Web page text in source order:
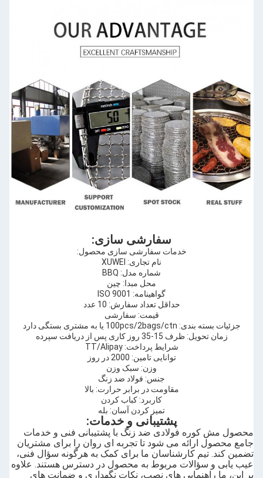
سفارشی سازی:
خدمات سفارشی سازی محصول:
نام تجاری: XUWEI
شماره مدل: BBQ
محل مبدا: چین
گواهینامه: ISO 9001
حداقل تعداد سفارش: 10 عدد
قیمت: سفارشی
جزئیات بسته بندی: 100pcs/2bags/ctn یا به مشتری بستگی دارد
زمان تحویل: ظرف 15-35 روز کاری پس از دریافت سپرده
شرایط پرداخت: TT/Alipay
توانایی تامین: 2000 در روز
وزن: سبک وزن
جنس: فولاد ضد زنگ
مقاومت در برابر حرارت: بالا
کاربرد: کباب کردن
تمیز کردن آسان: بله
پشتیبانی و خدمات:
محصول مش کوره فولادی ضد زنگ با پشتیبانی فنی و خدمات
جامع محصول ارائه می شود تا تجربه ای روان را برای مشتریان
تضمین کند. تیم کارشناسان ما برای کمک به هرگونه سؤال فنی،
عیب یابی و سؤالات مربوط به محصول در دسترس هستند. علاوه
بر این، ما راهنمایی های نصب، نکات نگهداری و ضمانت های